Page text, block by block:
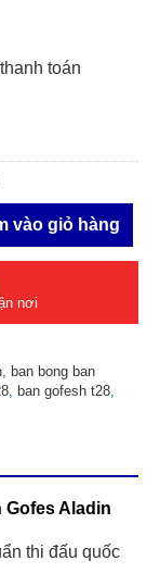
toán
vào giỏ hàng
nơi
ban bong ban
ban gofesh t28
Aladin
thi đấu quốc